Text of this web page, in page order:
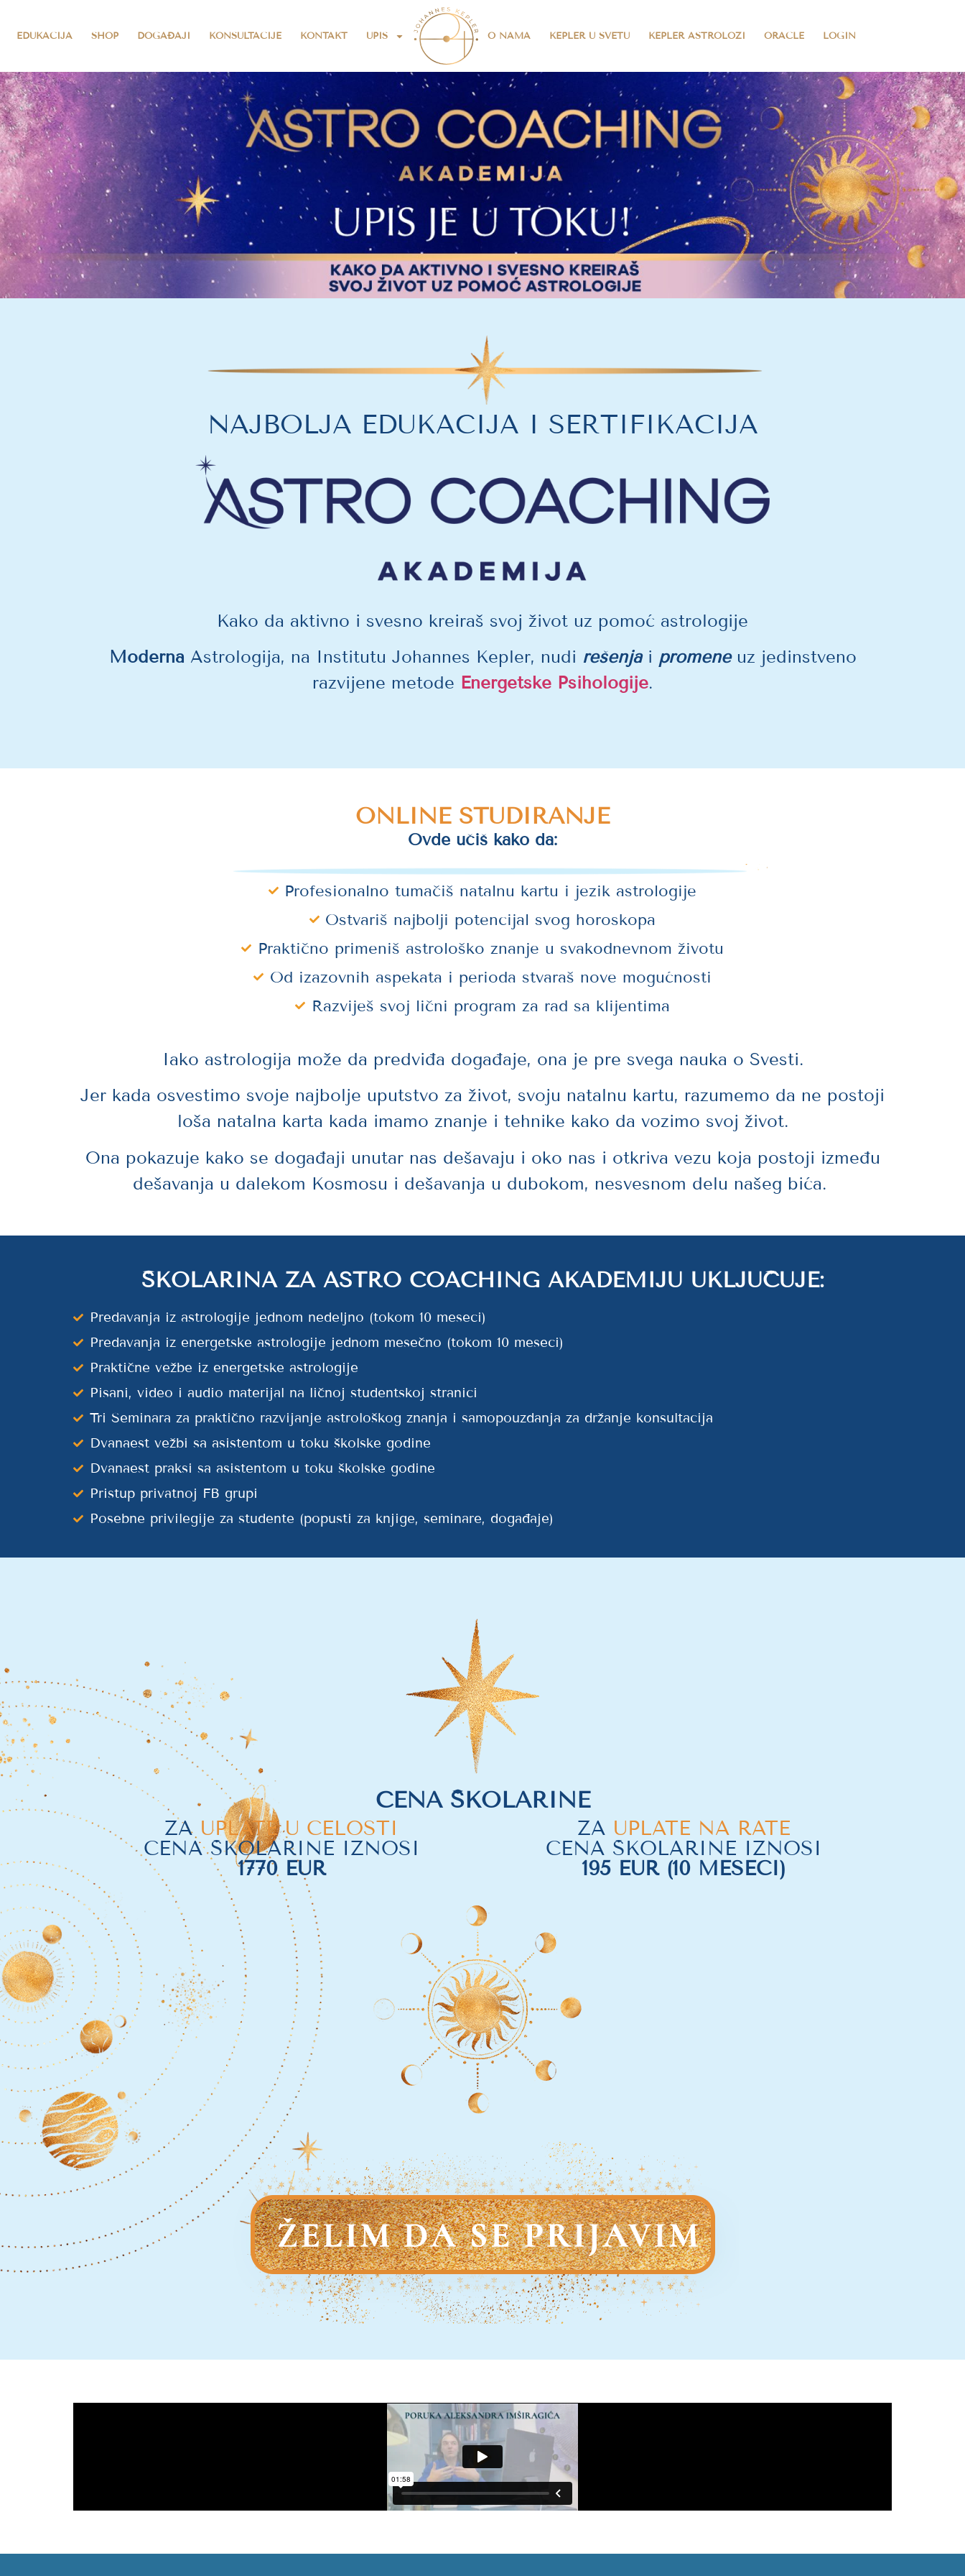
EDUKACIJA SHOP DOGAĐAJI KONSULTACIJE KONTAKT UPIS O NAMA KEPLER U SVETU KEPLER ASTROLOZI ORACLE LOGIN
NAJBOLJA EDUKACIJA I SERTIFIKACIJA
Kako da aktivno i svesno kreiraš svoj život uz pomoć astrologije
Moderna Astrologija, na Institutu Johannes Kepler, nudi rešenjai promeneuz jedinstveno
razvijene metode Energetske Psihologije.
ONLINE STUDIRANJE
Ovde učiš kako da:
Profesionalno tumačiš natalnu kartu i jezik astrologije
Ostvariš najbolji potencijal svog horoskopa
Praktično primeniš astrološko znanje u svakodnevnom životu
Od izazovnih aspekata i perioda stvaraš nove mogućnosti
Razviješ svoj lični program za rad sa klijentima
Iako astrologija može da predviđa događaje, ona je pre svega nauka o Svesti.
Jer kada osvestimo svoje najbolje uputstvo za život, svoju natalnu kartu, razumemo da ne postoji
loša natalna karta kada imamo znanje i tehnike kako da vozimo svoj život.
Ona pokazuje kako se događaji unutar nas dešavaju i oko nas i otkriva vezu koja postoji između
dešavanja u dalekom Kosmosu i dešavanja u dubokom, nesvesnom delu našeg bića.
ŠKOLARINA ZA ASTRO COACHING AKADEMIJU UKLJUČUJE:
Predavanja iz astrologije jednom nedeljno (tokom 10 meseci)
Predavanja iz energetske astrologije jednom mesečno (tokom 10 meseci)
Praktične vežbe iz energetske astrologije
Pisani, video i audio materijal na ličnoj studentskoj stranici
Tri Seminara za praktično razvijanje astrološkog znanja i samopouzdanja za držanje konsultacija
Dvanaest vežbi sa asistentom u toku školske godine
Dvanaest praksi sa asistentom u toku školske godine
Pristup privatnoj FB grupi
Posebne privilegije za studente (popusti za knjige, seminare, događaje)
CENA ŠKOLARINE
ZA UPLATE U CELOSTI
CENA ŠKOLARINE IZNOSI
1770 EUR
ZA UPLATE NA RATE
CENA ŠKOLARINE IZNOSI
195 EUR (10 MESECI)